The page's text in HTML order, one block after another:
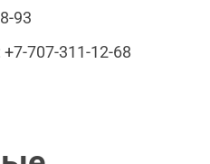
93
707-311-12-68